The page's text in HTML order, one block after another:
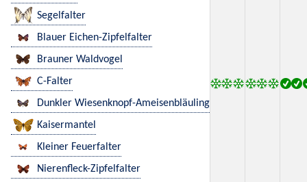
Segelfalter
Blauer Eichen-Zipfelfalter
Brauner Waldvogel
C-Falter
Dunkler Wiesenknopf-Ameisenbläuling
Kaisermantel
Kleiner Feuerfalter
Nierenfleck-Zipfelfalter